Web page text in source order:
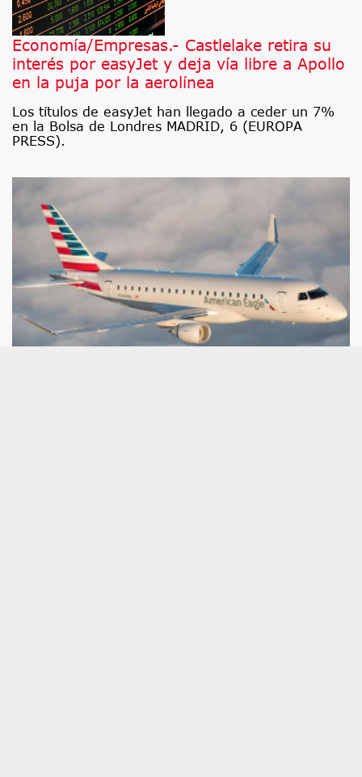
Economía/Empresas.- Castlelake retira su
interés por easyJet y deja vía libre a Apollo
en la puja por la aerolínea
Los títulos de easyJet han llegado a ceder un 7%
en la Bolsa de Londres MADRID, 6 (EUROPA
PRESS).